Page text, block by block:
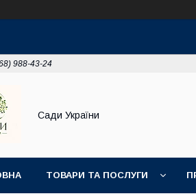
988-43-24
Сади України
ТОВАРИ ТА ПОСЛУГИ